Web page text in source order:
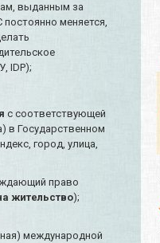
выданным за
меняется,
IDP);
с соответствующей
в Государственном
город, улица,
право
жительство);
международной